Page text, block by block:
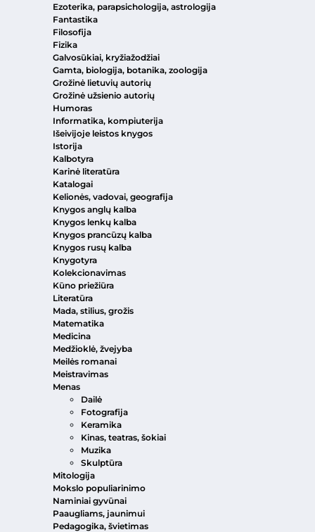
Ezoterika, parapsichologija, astrologija
Fantastika
Filosofija
Fizika
Galvosūkiai, kryžiažodžiai
Gamta, biologija, botanika, zoologija
Grožinė lietuvių autorių
Grožinė užsienio autorių
Humoras
Informatika, kompiuterija
Išeivijoje leistos knygos
Istorija
Kalbotyra
Karinė literatūra
Katalogai
Kelionės, vadovai, geografija
Knygos anglų kalba
Knygos lenkų kalba
Knygos prancūzų kalba
Knygos rusų kalba
Knygotyra
Kolekcionavimas
Kūno priežiūra
Literatūra
Mada, stilius, grožis
Matematika
Medicina
Medžioklė, žvejyba
Meilės romanai
Meistravimas
Menas
Dailė
Fotografija
Keramika
Kinas, teatras, šokiai
Muzika
Skulptūra
Mitologija
Mokslo populiarinimo
Naminiai gyvūnai
Paaugliams, jaunimui
Pedagogika, švietimas